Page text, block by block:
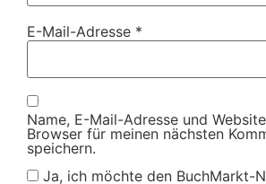
E-Mail-Adresse *
Name, E-Mail-Adresse und
Browser für meinen nächsten
speichern.
Ja, ich möchte den BuchMarkt-